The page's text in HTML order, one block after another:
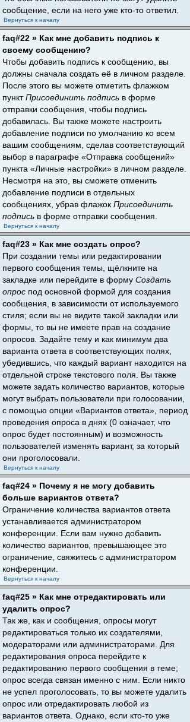
сообщение, если на него уже кто-то ответил.
Вернуться к началу
faq#22 » Как мне добавить подпись к
своему сообщению?
Чтобы добавить подпись к сообщению, вы
должны сначала создать её в личном разделе.
После этого вы можете отметить флажком
пунктПрисоединить подпись в форме
отправки сообщения, чтобы подпись
добавилась. Вы также можете настроить
добавление подписи по умолчанию ко всем
вашим сообщениям, сделав соответствующий
выбор в параграфе «Отправка сообщений»
пункта «Личные настройки» в личном разделе.
Несмотря на это, вы сможете отменить
добавление подписи в отдельных
сообщениях, убрав флажок Присоединить
подпись в форме отправки сообщения.
Вернуться к началу
faq#23 » Как мне создать опрос?
При создании темы или редактировании
первого сообщения темы, щёлкните на
закладке или перейдите в форму Создать
опрос под основной формой для создания
сообщения, в зависимости от используемого
стиля; если вы не видите такой закладки или
формы, то вы не имеете прав на создание
опросов. Задайте тему и как минимум два
варианта ответа в соответствующих полях,
убедившись, что каждый вариант находится на
отдельной строке текстового поля. Вы также
можете задать количество вариантов, которые
могут выбрать пользователи при голосовании,
с помощью опции «Вариантов ответа», период
проведения опроса в днях (0 означает, что
опрос будет постоянным) и возможность
пользователей изменять вариант, за который
они проголосовали.
Вернуться к началу
faq#24 » Почему я не могу добавить
больше вариантов ответа?
Ограничение количества вариантов ответа
устанавливается администратором
конференции. Если вам нужно добавить
количество вариантов, превышающее это
ограничение, свяжитесь с администратором
конференции.
Вернуться к началу
faq#25 » Как мне отредактировать или
удалить опрос?
Так же, как и сообщения, опросы могут
редактироваться только их создателями,
модераторами или администраторами. Для
редактирования опроса перейдите к
редактированию первого сообщения в теме;
опрос всегда связан именно с ним. Если никто
не успел проголосовать, то вы можете удалить
опрос или отредактировать любой из
вариантов ответа. Однако, если кто-то уже